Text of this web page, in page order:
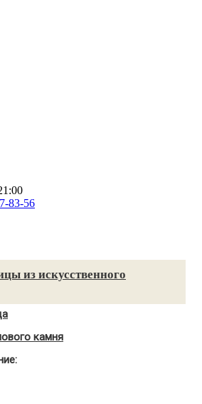
83-56
из искусственного
ванныкамня
ванны
ванной